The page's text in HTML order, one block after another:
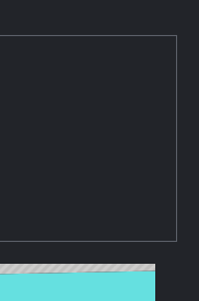
2019 2020